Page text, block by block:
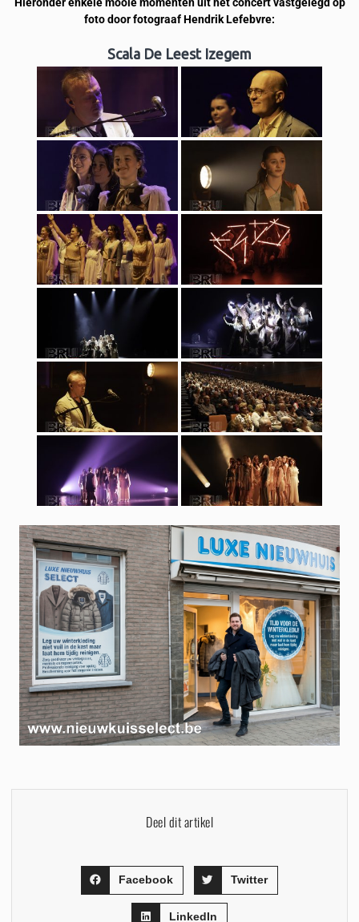
Hieronder enkele mooie momenten uit het concert vastgelegd op
foto door fotograaf Hendrik Lefebvre:
Scala De Leest Izegem
Deel dit artikel
Facebook Twitter
LinkedIn